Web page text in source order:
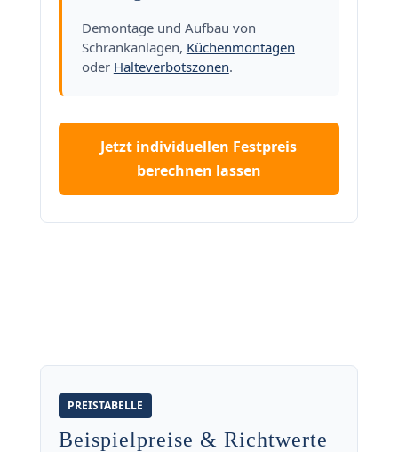
Demontage und Aufbau von
Schrankanlagen, Küchenmontagen
oder Halteverbotszonen.
Jetzt individuellen Festpreis
berechnen lassen
PREISTABELLE
Beispielpreise & Richtwerte